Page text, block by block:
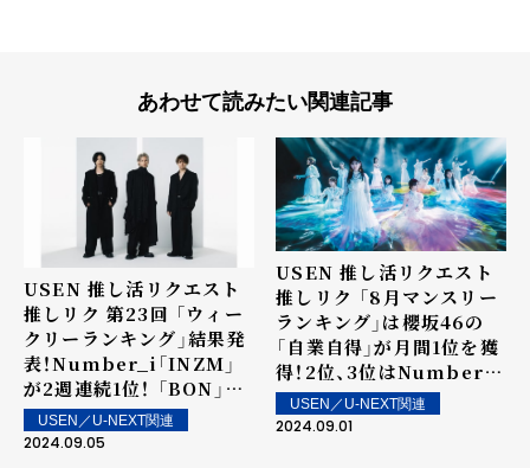
あわせて読みたい関連記事
USEN 推し活リクエスト
推しリク 第23回 「ウィー
クリーランキング」結果発
表！Number_i「INZM」
が2週連続1位！ 「BON」が
5位！上位ランクイン楽曲
は街中・店内で配信！
USEN／U-NEXT関連
2024.09.05
USEN 推し活リクエスト
推しリク 「8月マンスリー
ランキング」は櫻坂46の
「自業自得」が月間1位を獲
得！2位、3位はNumber_i
の「BON」、「INZM」がラ
ンクイン！
USEN／U-NEXT関連
2024.09.01